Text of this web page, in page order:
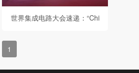
世界集成电路大会速递：“Chi
1